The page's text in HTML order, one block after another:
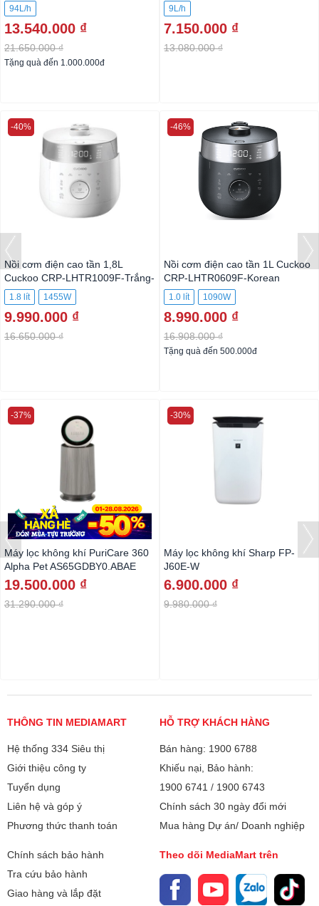
94L/h
13.540.000 ₫
21.650.000 ₫
Tặng quà đến 1.000.000đ
9L/h
7.150.000 ₫
13.080.000 ₫
Nồi cơm điện cao tần 1,8L
Cuckoo CRP-LHTR1009F-Trắng-
Korean
1.8 lít 1455W
9.990.000 ₫
16.650.000 ₫
-40%
Nồi cơm điện cao tần 1L Cuckoo
CRP-LHTR0609F-Korean
1.0 lít 1090W
8.990.000 ₫
16.908.000 ₫
-46%
Tặng quà đến 500.000đ
Máy lọc không khí PuriCare 360
Alpha Pet AS65GDBY0.ABAE
19.500.000 ₫
31.290.000 ₫
-37%
Máy lọc không khí Sharp FP-
J60E-W
6.900.000 ₫
9.980.000 ₫
-30%
THÔNG TIN MEDIAMART
Hệ thống 334 Siêu thị
Giới thiệu công ty
Tuyển dụng
Liên hệ và góp ý
Phương thức thanh toán
HỖ TRỢ KHÁCH HÀNG
Bán hàng: 1900 6788
Khiếu nại, Bảo hành:
1900 6741 / 1900 6743
Chính sách 30 ngày đổi mới
Mua hàng Dự án/ Doanh nghiệp
Chính sách bảo hành
Tra cứu bảo hành
Giao hàng và lắp đặt
Theo dõi MediaMart trên